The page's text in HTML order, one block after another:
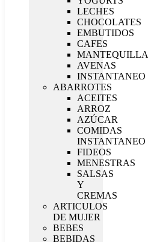
LECHES
CHOCOLATES
EMBUTIDOS
CAFES
MANTEQUILLA
AVENAS
INSTANTANEO
ABARROTES
ACEITES
ARROZ
AZÚCAR
COMIDAS
INSTANTANEO
FIDEOS
MENESTRAS
SALSAS
Y
CREMAS
ARTICULOS
DE MUJER
BEBES
BEBIDAS